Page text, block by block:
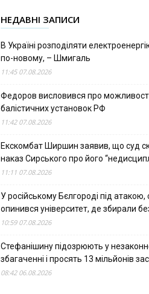
НЕДАВНІ ЗАПИСИ
В Україні розподіляти
по-новому, – Шмигаль
11:45 07.08.2026
Федоров висловився про
балістичних установок РФ
11:42 07.08.2026
Екскомбат Ширшин заявив, що суд
наказ Сирського про його
11:11 07.08.2026
У російському Бєлгороді під атакою,
опинився університет, де збирали
10:59 07.08.2026
Стефанішину підозрюють у
збагаченні і просять 13 мільйонів
08:42 06.08.2026